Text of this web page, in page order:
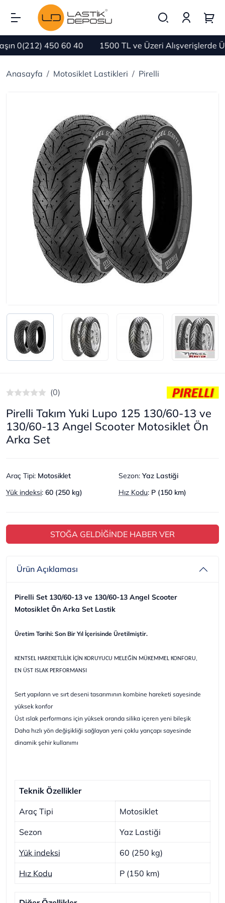
0(212) 450 60 40 1500 TL ve Üzeri Alışverişlerde
Anasayfa Motosiklet Lastikleri Pirelli
(0)
Pirelli Takım Yuki Lupo 125 130/60-13 ve
130/60-13 Angel Scooter Motosiklet Ön
Arka Set
Araç Tipi: Motosiklet Sezon: Yaz Lastiği
Yük indeksi: 60 (250 kg) Hız Kodu: P (150 km)
STOĞA GELDİĞİNDE HABER VER
Ürün Açıklaması
Pirelli Set 130/60-13 ve 130/60-13 Angel Scooter
Motosiklet Ön Arka Set Lastik
Üretim Tarihi: Son Bir Yıl İçerisinde Üretilmiştir.
KENTSEL HAREKETLİLİK İÇİN KORUYUCU MELEĞİN MÜKEMMEL KONFORU,
EN ÜST ISLAK PERFORMANSI
Sert yapıların ve sırt deseni tasarımının kombine hareketi sayesinde
yüksek konfor
Üst ıslak performans için yüksek oranda silika içeren yeni bileşik
Daha hızlı yön değişikliği sağlayan yeni çoklu yarıçapı sayesinde
dinamik şehir kullanımı
Teknik Özellikler
Araç Tipi Motosiklet
Sezon Yaz Lastiği
Yük indeksi 60 (250 kg)
Hız Kodu P (150 km)